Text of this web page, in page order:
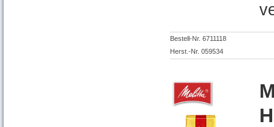
Bestell-Nr. 6711118
Herst.-Nr. 059534